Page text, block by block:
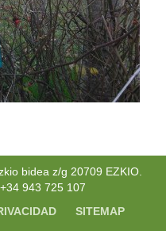
bidea z/g 20709 EZKIO.
943 725 107
SITEMAP